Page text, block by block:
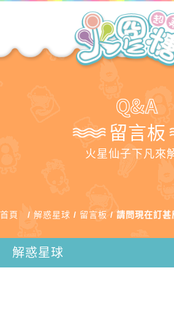
留言板
火星仙子下凡來
首頁 解惑星球 留言板 請問現在訂甚
解惑星球